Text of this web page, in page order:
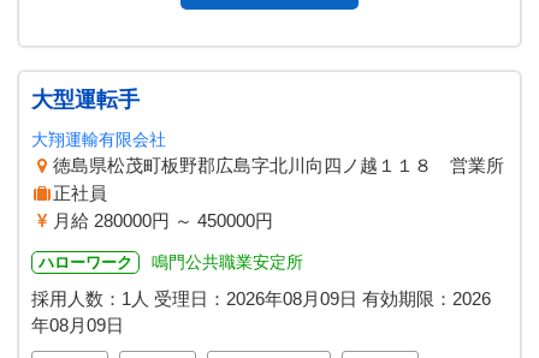
大型運転手
大翔運輸有限会社
徳島県松茂町板野郡広島字北川向四ノ越１１８ 営業所
正社員
月給 280000円 ～ 450000円
ハローワーク 鳴門公共職業安定所
採用人数：1人 受理日： 2026年08月09日 有効期限： 2026
年08月09日